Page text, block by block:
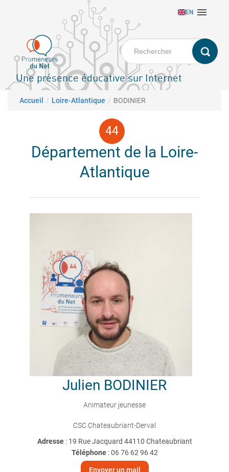
principal
EN 
Une présence éducative sur Internet
Fil d'Ariane
Accueil Loire-Atlantique BODINIER
Département de la Loire-
Atlantique
Julien BODINIER
Animateur jeunesse
CSC Chateaubriant-Derval
Adresse : 19 Rue Jacquard 44110 Chateaubriant
Téléphone:06 76 62 96 42
Envoyer un mail